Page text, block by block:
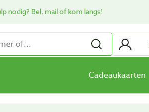
nodig? Bel, mail of kom langs!
Cadeaukaarten